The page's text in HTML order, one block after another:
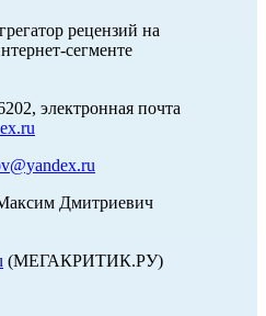
рецензий на
сегменте
электронная почта
Дмитриевич
(МЕГАКРИТИК.РУ)